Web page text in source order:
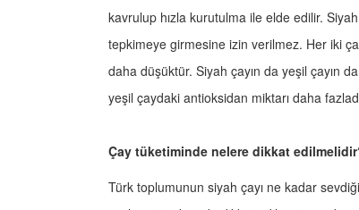
kavrulup hızla kurutulma ile elde edilir.
tepkimeye girmesine izin verilmez. Her iki
daha düşüktür. Siyah çayın da yeşil çayın
yeşil çaydaki antioksidan miktarı daha
Çay tüketiminde nelere dikkat
Türk toplumunun siyah çayı ne kadar